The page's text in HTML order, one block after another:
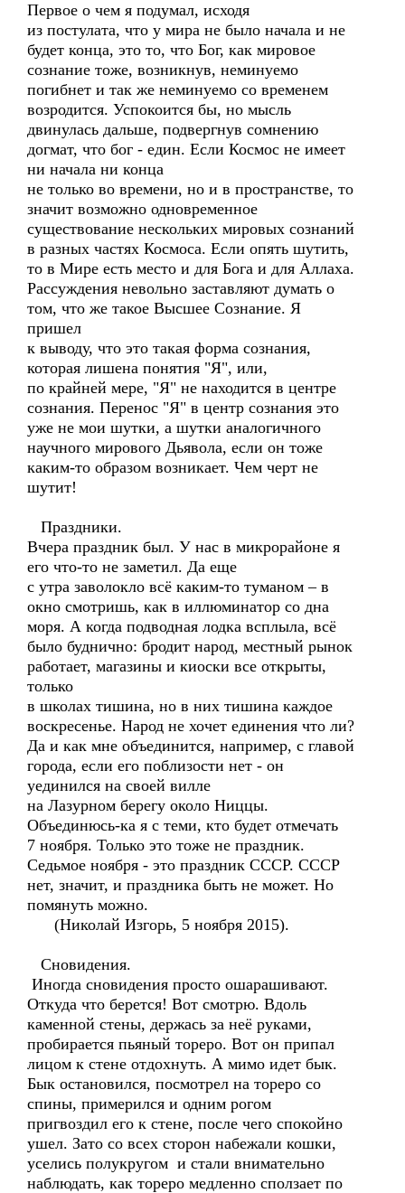
Первое о чем я подумал, исходя
из постулата, что у мира не было начала и не
будет конца, это то, что Бог, как мировое
сознание тоже, возникнув, неминуемо
погибнет и так же неминуемо со временем
возродится. Успокоится бы, но мысль
двинулась дальше, подвергнув сомнению
догмат, что бог - един. Если Космос не имеет
ни начала ни конца
не только во времени, но и в пространстве, то
значит возможно одновременное
существование нескольких мировых сознаний
в разных частях Космоса. Если опять шутить,
то в Мире есть место и для Бога и для Аллаха.
Рассуждения невольно заставляют думать о
том, что же такое Высшее Сознание. Я
пришел
к выводу, что это такая форма сознания,
которая лишена понятия "Я", или,
по крайней мере, "Я" не находится в центре
сознания. Перенос "Я" в центр сознания это
уже не мои шутки, а шутки аналогичного
научного мирового Дьявола, если он тоже
каким-то образом возникает. Чем черт не
шутит!
Праздники.
Вчера праздник был. У нас в микрорайоне я
его что-то не заметил. Да еще
с утра заволокло всё каким-то туманом – в
окно смотришь, как в иллюминатор со дна
моря. А когда подводная лодка всплыла, всё
было буднично: бродит народ, местный рынок
работает, магазины и киоски все открыты,
только
в школах тишина, но в них тишина каждое
воскресенье. Народ не хочет единения что ли?
Да и как мне объединится, например, с главой
города, если его поблизости нет - он
уединился на своей вилле
на Лазурном берегу около Ниццы.
Объединюсь-ка я с теми, кто будет отмечать
7 ноября. Только это тоже не праздник.
Седьмое ноября - это праздник СССР. СССР
нет, значит, и праздника быть не может. Но
помянуть можно.
(Николай Изгорь, 5 ноября 2015).
Сновидения.
Иногда сновидения просто ошарашивают.
Откуда что берется! Вот смотрю. Вдоль
каменной стены, держась за неё руками,
пробирается пьяный тореро. Вот он припал
лицом к стене отдохнуть. А мимо идет бык.
Бык остановился, посмотрел на тореро со
спины, примерился и одним рогом
пригвоздил его к стене, после чего спокойно
ушел. Зато со всех сторон набежали кошки,
уселись полукругом и стали внимательно
наблюдать, как тореро медленно сползает по